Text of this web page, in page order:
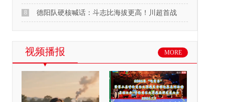
8 德阳队硬核喊话：斗志比海拔更高！川超首战
视频播报 MORE